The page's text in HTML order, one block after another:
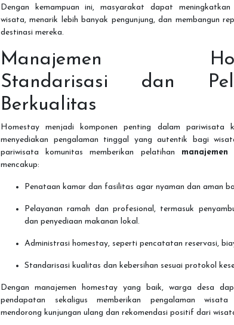
Dengan kemampuan ini, masyarakat dapat
wisata, menarik lebih banyak pengunjung, dan membangun
destinasi mereka.
Manajemen
Standarisasi dan
Berkualitas
Homestay menjadi komponen penting dalam pariwisata
menyediakan pengalaman tinggal yang autentik bagi
pariwisata komunitas memberikan pelatihan manajemen
mencakup:
Penataan kamar dan fasilitas agar nyaman dan aman
Pelayanan ramah dan profesional, termasuk
dan penyediaan makanan lokal.
Administrasi homestay, seperti pencatatan reservasi,
Standarisasi kualitas dan kebersihan sesuai protokol
Dengan manajemen homestay yang baik, warga desa
pendapatan sekaligus memberikan pengalaman
mendorong kunjungan ulang dan rekomendasi positif dari